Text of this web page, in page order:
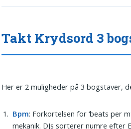
Takt Krydsord 3
Her er 2 muligheder på 3 bogstaver,
Bpm: Forkortelsen for ‘beats per
mekanik. DJs sorterer numre